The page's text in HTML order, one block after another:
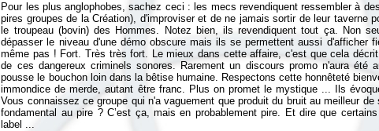
Pour les plus anglophobes, sachez ceci : les mecs revendiquent ressembler à
pires groupes de la Création), d'improviser et de ne jamais sortir de leur taverne
le troupeau (bovin) des Hommes. Notez bien, ils revendiquent tout ça. Non
dépasser le niveau d'une démo obscure mais ils se permettent aussi d'afficher
même pas ! Fort. Très très fort. Le mieux dans cette affaire, c'est que cela
de ces dangereux criminels sonores. Rarement un discours promo n'aura été
pousse le bouchon loin dans la bêtise humaine. Respectons cette honnêteté
immondice de merde, autant être franc. Plus on promet le mystique ... Ils
Vous connaissez ce groupe qui n'a vaguement que produit du bruit au meilleur
fondamental au pire ? C’est ça, mais en probablement pire. Et dire que
label ...